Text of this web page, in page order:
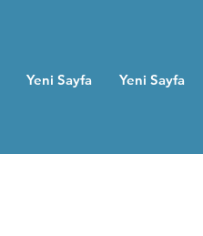
Yeni Sayfa Yeni Sayfa